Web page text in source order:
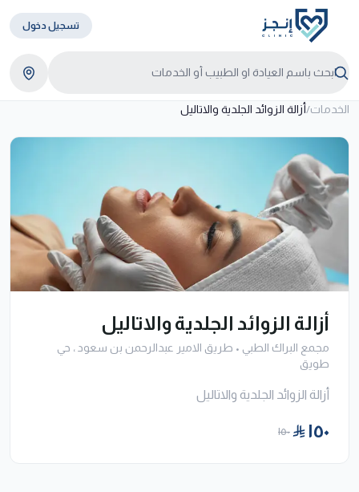
تسجيل دخول
الخدمات/أزالة الزوائد الجلدية والاتاليل
أزالة الزوائد الجلدية والاتاليل
مجمع البراك الطبي • طريق الامير عبدالرحمن بن سعود ، حي
طويق
أزالة الزوائد الجلدية والاتاليل
١٥٠ ١٥٠